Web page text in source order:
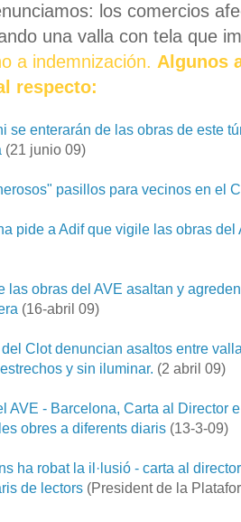
los comercios
una valla con tela que
a indemnización. Algunos
respecto:
se enterarán de las obras de este
(21 junio 09)
pasillos para vecinos en el
pide a Adif que vigile las obras
las obras del AVE asaltan y
(16-abril 09)
Clot denuncian asaltos entre
y sin iluminar. (2 abril 09)
AVE - Barcelona, Carta al Director
obres a diferents diaris (13-3-09)
ha robat la il·lusió - carta al
de lectors (President de la